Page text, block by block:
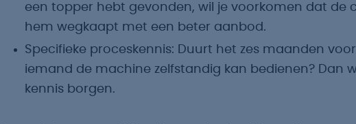
een topper hebt gevonden, wil je voorkomen dat de
hem wegkaapt met een beter aanbod.
Specifieke proceskennis: Duurt het zes maanden
iemand de machine zelfstandig kan bedienen? Dan
kennis borgen.